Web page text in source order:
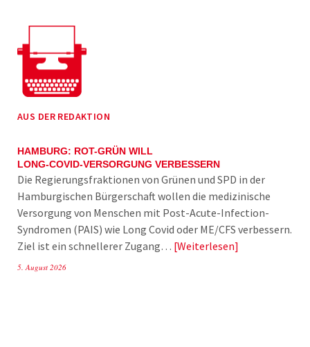
AUS DER REDAKTION
HAMBURG: ROT-GRÜN WILL
LONG-COVID-VERSORGUNG VERBESSERN
Die Regierungsfraktionen von Grünen und SPD in der
Hamburgischen Bürgerschaft wollen die medizinische
Versorgung von Menschen mit Post-Acute-Infection-
Syndromen (PAIS) wie Long Covid oder ME/CFS verbessern.
Ziel ist ein schnellerer Zugang… Weiterlesen
5. August 2026